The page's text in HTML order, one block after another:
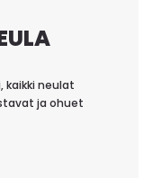
kaikki neulat
ja ohuet